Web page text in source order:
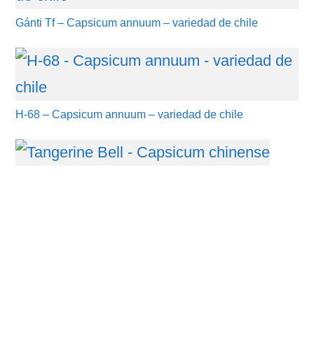
Gánti Tf – Capsicum annuum – variedad de chile
H-68 – Capsicum annuum – variedad de chile